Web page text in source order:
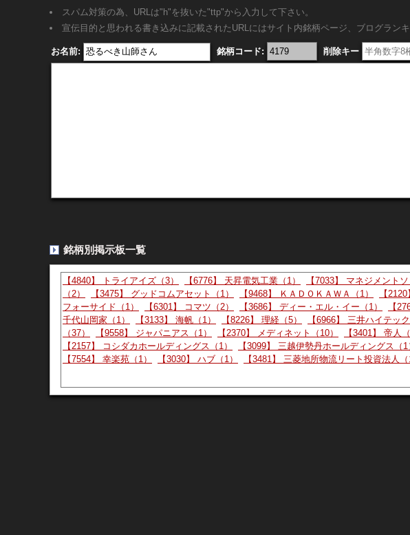
467 :レブコムには：2026/08/09(日)10:56:00ID:"!.v
レブコムにはＫＤＤＩやセールスフォースなどの大手が資金を提供し
Ｇモードも仲間に加えて欲しいものだ。
2026年3月期は、 * 1Q：営業利益 ▲6,000万円 * 2Q累計：▲7,100万
単独：＋1,800万円 つまり、四半期を追うごとに損失が縮小し、最後
四半期営業利益が黒字」と説明しています。 14日は新事業の進捗に期
Yahoo掲示板（Y板） - 4179より
459 :１Ｑの決算で黒字化は…：2026/08/08(土)17:03:00ID:"!.v
１Ｑの決算で黒字化はない。要点はアルメニアのＡＩクラウド事業で
れていない新規事業の進捗が順調かどうか。１４日に出る決算説明資
れば売られ、軌道に乗っていれば今後は右肩上がりに買われる。もし
スパム対策の為、URLは"h"を抜いた"ttp"から入力して下さい。
宣伝目的と思われる書き込みに記載されたURLにはサイト内銘柄ページ、ブログラン
お名前: 銘柄コード: 削除キー
銘柄別掲示板一覧
【4840】 トライアイズ（3） 【6776】 天昇電気工業（1） 【7033】 マネジメント
（2）
【3475】 グッドコムアセット（1） 【9468】 ＫＡＤＯＫＡＷＡ（1） 【
フォーサイド（1）
【6301】 コマツ（2） 【3686】 ディー・エル・イー（1） 【
千代山岡家（1）
【3133】 海帆（1） 【8226】 理経（5） 【6966】 三井ハイテック
（37）
【9558】 ジャパニアス（1） 【2370】 メディネット（10） 【3401】 帝人（
【2157】 コシダカホールディングス（1）
【3099】 三越伊勢丹ホールディングス（1
【7554】 幸楽苑（1）
【3030】 ハブ（1） 【3481】 三菱地所物流リート投資法人（